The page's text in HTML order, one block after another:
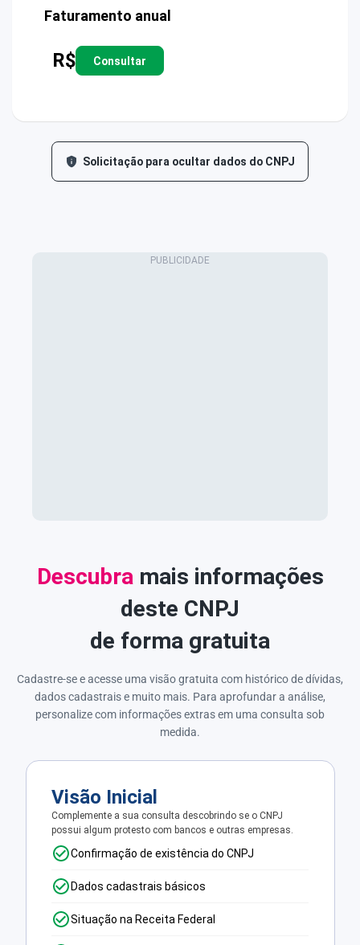
Faturamento anual
R$ Consultar
Solicitação para ocultar dados do CNPJ
Descubra mais informações
deste CNPJ
de forma gratuita
Cadastre-se e acesse uma visão gratuita com histórico de dívidas,
dados cadastrais e muito mais. Para aprofundar a análise,
personalize com informações extras em uma consulta sob
medida.
Visão Inicial
Complemente a sua consulta descobrindo se o CNPJ
possui algum protesto com bancos e outras empresas.
Confirmação de existência do CNPJ
Dados cadastrais básicos
Situação na Receita Federal